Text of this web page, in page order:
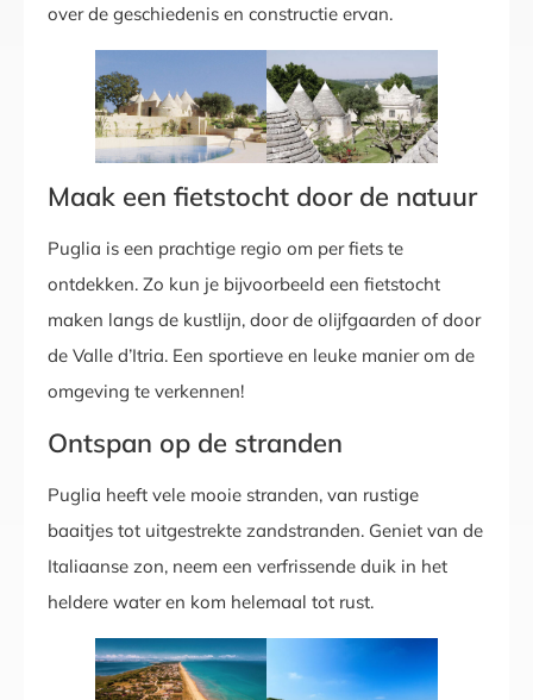
over de geschiedenis en constructie ervan.
Maak een fietstocht door de natuur
Puglia is een prachtige regio om per fiets te
ontdekken. Zo kun je bijvoorbeeld een fietstocht
maken langs de kustlijn, door de olijfgaarden of door
de Valle d’Itria. Een sportieve en leuke manier om de
omgeving te verkennen!
Ontspan op de stranden
Puglia heeft vele mooie stranden, van rustige
baaitjes tot uitgestrekte zandstranden. Geniet van de
Italiaanse zon, neem een verfrissende duik in het
heldere water en kom helemaal tot rust.